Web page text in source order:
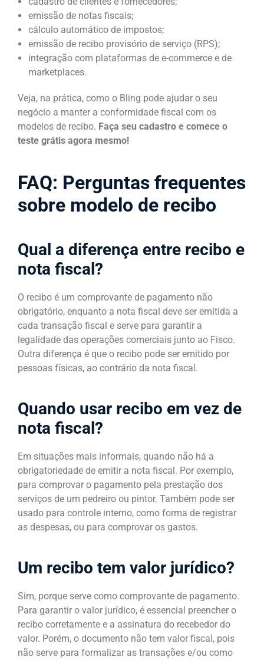
emissão de notas fiscais;
cálculo automático de impostos;
emissão de recibo provisório de serviço (RPS);
integração com plataformas de e-commerce e de
marketplaces.
Veja, na prática, como o Bling pode ajudar o seu
negócio a manter a conformidade fiscal com os
modelos de recibo. Faça seu cadastro e comece o
teste grátis agora mesmo!
FAQ: Perguntas frequentes
sobre modelo de recibo
Qual a diferença entre recibo e
nota fiscal?
O recibo é um comprovante de pagamento não
obrigatório, enquanto a nota fiscal deve ser emitida a
cada transação fiscal e serve para garantir a
legalidade das operações comerciais junto ao Fisco.
Outra diferença é que o recibo pode ser emitido por
pessoas físicas, ao contrário da nota fiscal.
Quando usar recibo em vez de
nota fiscal?
Em situações mais informais, quando não há a
obrigatoriedade de emitir a nota fiscal. Por exemplo,
para comprovar o pagamento pela prestação dos
serviços de um pedreiro ou pintor. Também pode ser
usado para controle interno, como forma de registrar
as despesas, ou para comprovar os gastos.
Um recibo tem valor jurídico?
Sim, porque serve como comprovante de pagamento.
Para garantir o valor jurídico, é essencial preencher o
recibo corretamente e a assinatura do recebedor do
valor. Porém, o documento não tem valor fiscal, pois
não serve para formalizar as transações e/ou como